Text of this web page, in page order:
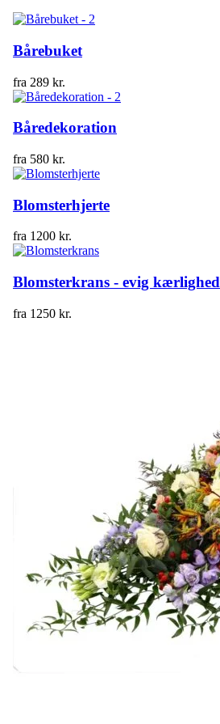
Bårebuket
fra 289 kr.
Båredekoration
fra 580 kr.
Blomsterhjerte
fra 1200 kr.
Blomsterkrans - evig kærlighed
fra 1250 kr.